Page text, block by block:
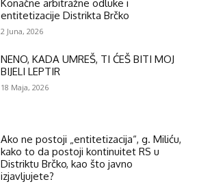
Konačne arbitražne odluke i
entitetizacije Distrikta Brčko
2 Juna, 2026
NENO, KADA UMREŠ, TI ĆEŠ BITI MOJ
BIJELI LEPTIR
18 Maja, 2026
Ako ne postoji „entitetizacija“, g. Miliću,
kako to da postoji kontinuitet RS u
Distriktu Brčko, kao što javno
izjavljujete?